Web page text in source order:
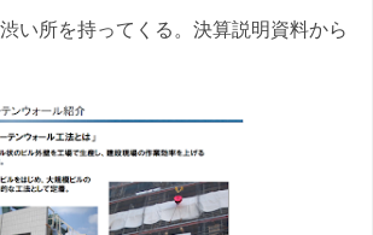
い所を持ってくる。決算説明資料から